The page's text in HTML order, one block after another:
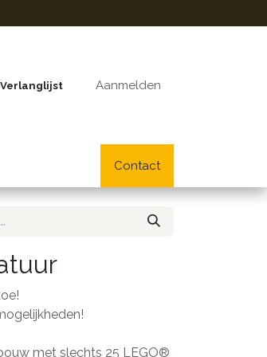
Verlanglijst Aanmelden
Lifestyle
Contact
met slechts 25 LEGO®